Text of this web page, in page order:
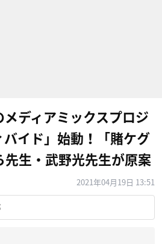
メディアミックスプロジ
バイド」始動！「賭ケグ
先生・武野光先生が原案
2021年04月19日 13:51